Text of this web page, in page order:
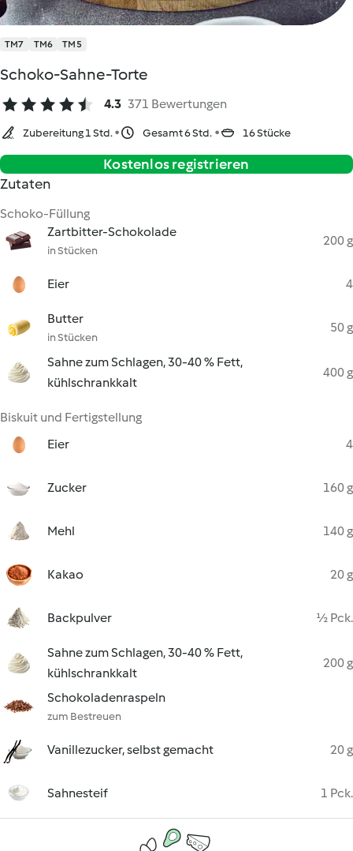
TM7 TM6 TM5
Schoko-Sahne-Torte
4.3 371 Bewertungen
Zubereitung 1 Std. Gesamt 6 Std. 16 Stücke
Kostenlos registrieren
Zutaten
Schoko-Füllung
Zartbitter-Schokolade
in Stücken
200 g
Eier 4
Butter
in Stücken
50 g
Sahne zum Schlagen, 30-40 % Fett,
kühlschrankkalt
400 g
Biskuit und Fertigstellung
Eier
4
Zucker 160 g
Mehl 140 g
Kakao 20 g
Backpulver ½ Pck.
Sahne zum Schlagen, 30-40 % Fett,
kühlschrankkalt
200 g
Schokoladenraspeln
zum Bestreuen
Vanillezucker, selbst gemacht 20 g
Sahnesteif 1 Pck.